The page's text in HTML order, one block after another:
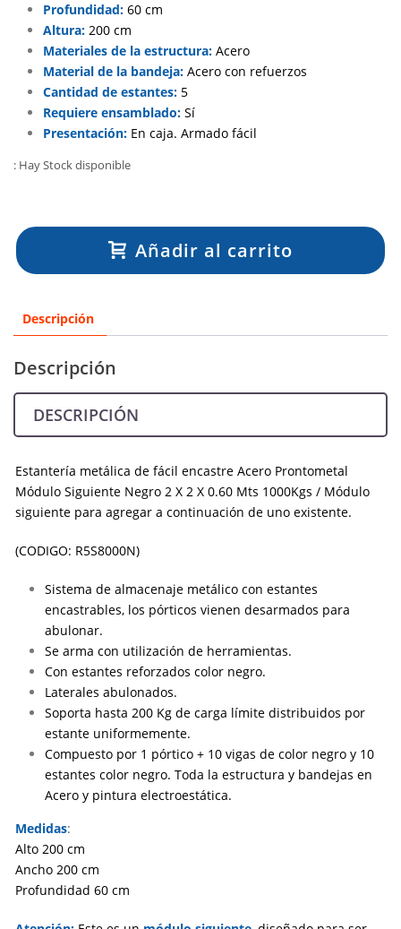
Profundidad:60 cm
Altura: 200 cm
Materiales de la estructura: Acero
Material de la bandeja: Acero con refuerzos
Cantidad de estantes: 5
Requiere ensamblado: Sí
Presentación: En caja. Armado fácil
: Hay Stock disponible
Añadir al carrito
Descripción
Descripción
DESCRIPCIÓN
Estantería metálica de fácil encastre Acero Prontometal
Módulo Siguiente Negro 2 X 2 X 0.60 Mts 1000Kgs / Módulo
siguiente para agregar a continuación de uno existente.
(CODIGO: R5S8000N)
Sistema de almacenaje metálico con estantes
encastrables, los pórticos vienen desarmados para
abulonar.
Se arma con utilización de herramientas.
Con estantes reforzados color negro.
Laterales abulonados.
Soporta hasta 200 Kg de carga límite distribuidos por
estante uniformemente.
Compuesto por 1 pórtico + 10 vigas de color negro y 10
estantes color negro. Toda la estructura y bandejas en
Acero y pintura electroestática.
Medidas:
Alto 200 cm
Ancho 200 cm
Profundidad 60 cm